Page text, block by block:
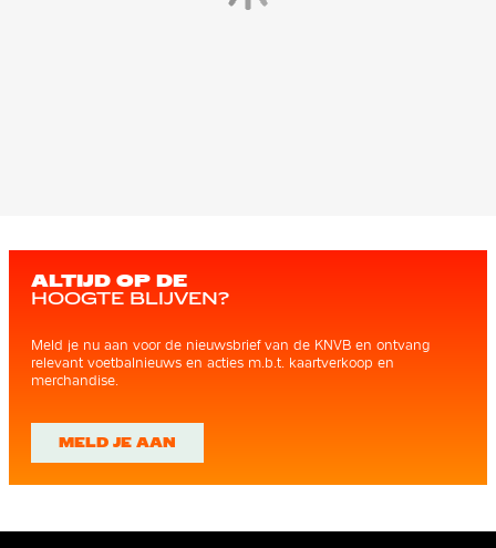
ALTIJD OP DE
HOOGTE BLIJVEN?
Meld je nu aan voor de nieuwsbrief van de KNVB en ontvang
relevant voetbalnieuws en acties m.b.t. kaartverkoop en
merchandise.
MELD JE AAN